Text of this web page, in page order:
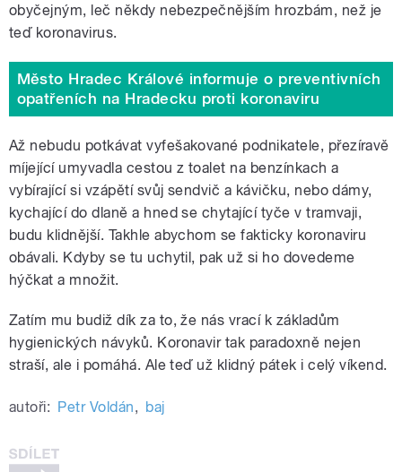
obyčejným, leč někdy nebezpečnějším hrozbám, než je
teď koronavirus.
Město Hradec Králové informuje o preventivních
opatřeních na Hradecku proti koronaviru
Až nebudu potkávat vyfešakované podnikatele, přezíravě
míjející umyvadla cestou z toalet na benzínkach a
vybírající si vzápětí svůj sendvič a kávičku, nebo dámy,
kychající do dlaně a hned se chytající tyče v tramvaji,
budu klidnější. Takhle abychom se fakticky koronaviru
obávali. Kdyby se tu uchytil, pak už si ho dovedeme
hýčkat a množit.
Zatím mu budiž dík za to, že nás vrací k základům
hygienických návyků. Koronavir tak paradoxně nejen
straší, ale i pomáhá. Ale teď už klidný pátek i celý víkend.
autoři: Petr Voldán, baj